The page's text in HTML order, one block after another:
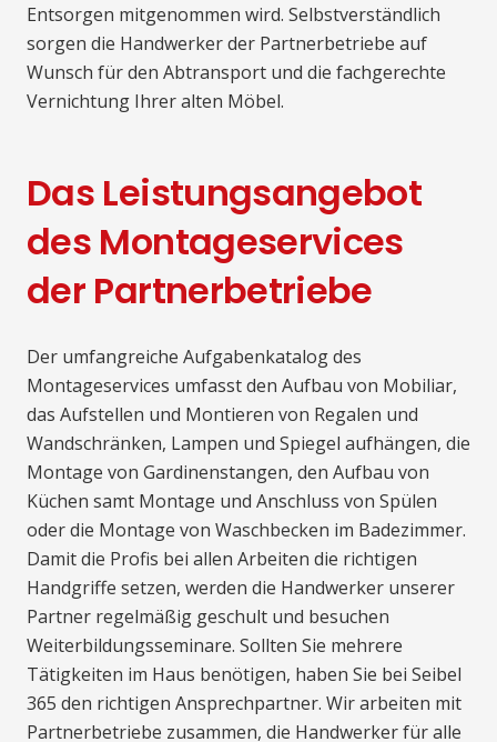
Entsorgen mitgenommen wird. Selbstverständlich
sorgen die Handwerker der Partnerbetriebe auf
Wunsch für den Abtransport und die fachgerechte
Vernichtung Ihrer alten Möbel.
Das Leistungsangebot
des Montageservices
der Partnerbetriebe
Der umfangreiche Aufgabenkatalog des
Montageservices umfasst den Aufbau von Mobiliar,
das Aufstellen und Montieren von Regalen und
Wandschränken, Lampen und Spiegel aufhängen, die
Montage von Gardinenstangen, den Aufbau von
Küchen samt Montage und Anschluss von Spülen
oder die Montage von Waschbecken im Badezimmer.
Damit die Profis bei allen Arbeiten die richtigen
Handgriffe setzen, werden die Handwerker unserer
Partner regelmäßig geschult und besuchen
Weiterbildungsseminare. Sollten Sie mehrere
Tätigkeiten im Haus benötigen, haben Sie bei Seibel
365 den richtigen Ansprechpartner. Wir arbeiten mit
Partnerbetriebe zusammen, die Handwerker für alle